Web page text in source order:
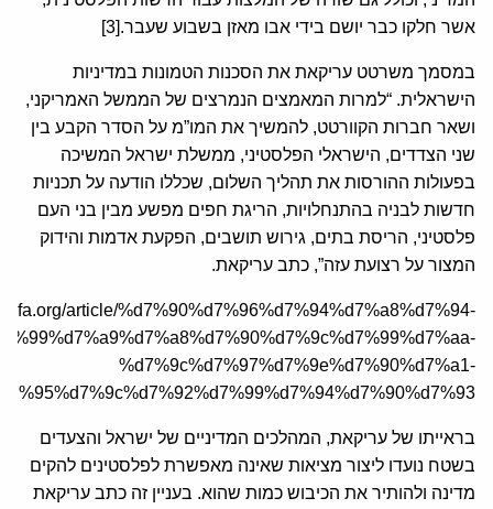
אשר חלקו כבר יושם בידי אבו מאזן בשבוע שעבר.[3]
במסמך משרטט עריקאת את הסכנות הטמונות במדיניות
הישראלית. “למרות המאמצים הנמרצים של הממשל האמריקני,
ושאר חברות הקוורטט, להמשיך את המו”מ על הסדר הקבע בין
שני הצדדים, הישראלי הפלסטיני, ממשלת ישראל המשיכה
בפעולות ההורסות את תהליך השלום, שכללו הודעה על תכניות
חדשות לבניה בהתנחלויות, הריגת חפים מפשע מבין בני העם
פלסטיני, הריסת בתים, גירוש תושבים, הפקעת אדמות והידוק
המצור על רצועת עזה”, כתב עריקאת.
article/%d7%90%d7%96%d7%94%d7%a8%d7%94-
%d7%9c%d7%97%d7%9e%d7%90%d7%a1-
בראייתו של עריקאת, המהלכים המדיניים של ישראל והצעדים
בשטח נועדו ליצור מציאות שאינה מאפשרת לפלסטינים להקים
מדינה ולהותיר את הכיבוש כמות שהוא. בעניין זה כתב עריקאת